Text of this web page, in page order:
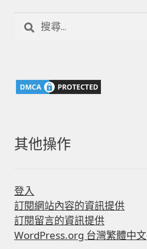
字:
其他操作
登入
訂閱網站內容的資訊提供
訂閱留言的資訊提供
WordPress.org 台灣繁體中文